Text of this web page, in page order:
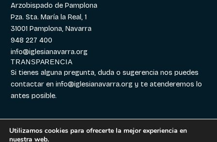
Arzobispado de Pamplona
Pza. Sta. María la Real, 1
31001 Pamplona, Navarra
948 227 400
info@iglesianavarra.org
TRANSPARENCIA
Si tienes alguna pregunta, duda o sugerencia nos puedes
contactar eninfo@iglesianavarra.org y te atenderemos lo
antes posible.
Aviso legal|
Utilizamos cookies para ofrecerte la mejor experiencia en
nuestra web.